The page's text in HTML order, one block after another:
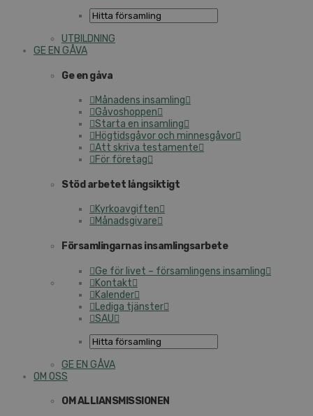
UTBILDNING
GE EN GÅVA
Ge en gåva
Månadens insamling
Gåvoshoppen
Starta en insamling
Högtidsgåvor och minnesgåvor
Att skriva testamente
För företag
Stöd arbetet långsiktigt
Kyrkoavgiften
Månadsgivare
Församlingarnas insamlingsarbete
Ge för livet – församlingens insamling
Kontakt
Kalender
Lediga tjänster
SAU
GE EN GÅVA
OM OSS
OM ALLIANSMISSIONEN